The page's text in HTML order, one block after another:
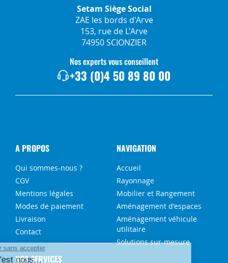
Setam Siège Social
ZAE les bords d'Arve
153, rue de L'Arve
74950 SCIONZIER
Nos experts vous conseillent
+33 (0)4 50 89 80 00
A PROPOS
Qui sommes-nous ?
CGV
Mentions légales
Modes de paiement
Livraison
Contact
NAVIGATION
Accueil
Rayonnage
Mobilier et Rangement
Aménagement d'espaces
Aménagement véhicule
utilitaire
Solutions sur-mesure
NOS SERVICES